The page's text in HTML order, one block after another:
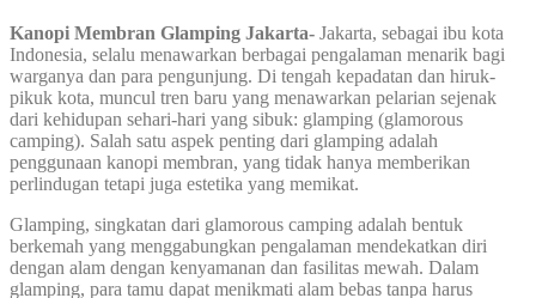
Kanopi Membran Glamping Jakarta- Jakarta, sebagai ibu kota
Indonesia, selalu menawarkan berbagai pengalaman menarik bagi
warganya dan para pengunjung. Di tengah kepadatan dan hiruk-
pikuk kota, muncul tren baru yang menawarkan pelarian sejenak
dari kehidupan sehari-hari yang sibuk: glamping (glamorous
camping). Salah satu aspek penting dari glamping adalah
penggunaan kanopi membran, yang tidak hanya memberikan
perlindugan tetapi juga estetika yang memikat.
Glamping, singkatan dari glamorous camping adalah bentuk
berkemah yang menggabungkan pengalaman mendekatkan diri
dengan alam dengan kenyamanan dan fasilitas mewah. Dalam
glamping, para tamu dapat menikmati alam bebas tanpa harus